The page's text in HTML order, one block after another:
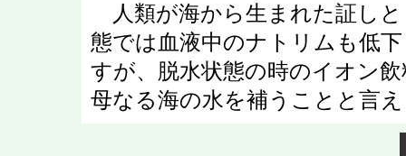
人類が海から生まれた証し
態では血液中のナトリムも低
すが、脱水状態の時のイオン
母なる海の水を補うことと言